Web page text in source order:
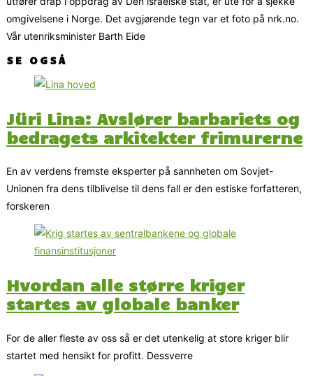
omgivelsene i Norge. Det avgjørende tegn var et foto på nrk.no.
Vår utenriksminister Barth Eide
SE OGSÅ
Jüri Lina: Avslører barbariets og
bedragets arkitekter frimurerne
En av verdens fremste eksperter på sannheten om Sovjet-
Unionen fra dens tilblivelse til dens fall er den estiske forfatteren,
forskeren
Hvordan alle større kriger
startes av globale banker
For de aller fleste av oss så er det utenkelig at store kriger blir
startet med hensikt for profitt. Dessverre